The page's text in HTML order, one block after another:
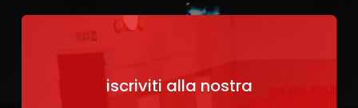
iscriviti alla nostra